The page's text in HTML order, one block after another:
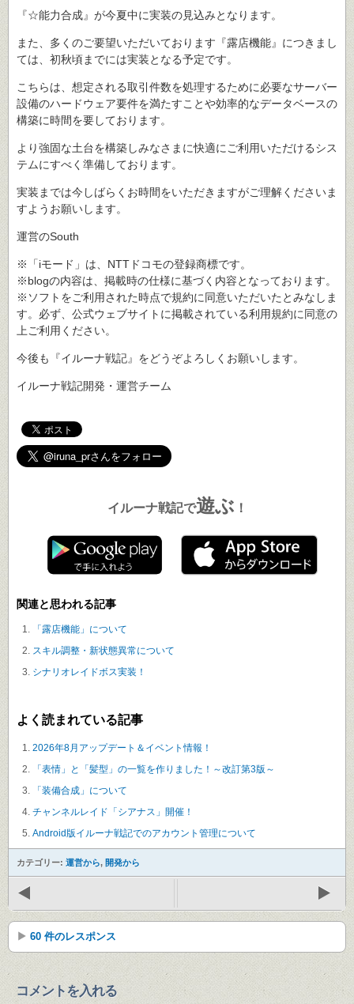
『☆能力合成』が今夏中に実装の見込みとなります。
また、多くのご要望いただいております『露店機能』につきまし
ては、初秋頃までには実装となる予定です。
こちらは、想定される取引件数を処理するために必要なサーバー
設備のハードウェア要件を満たすことや効率的なデータベースの
構築に時間を要しております。
より強固な土台を構築しみなさまに快適にご利用いただけるシス
テムにすべく準備しております。
実装までは今しばらくお時間をいただきますがご理解くださいま
すようお願いします。
運営のSouth
※「iモード」は、NTTドコモの登録商標です。
※blogの内容は、掲載時の仕様に基づく内容となっております。
※ソフトをご利用された時点で規約に同意いただいたとみなしま
す。必ず、公式ウェブサイトに掲載されている利用規約に同意の
上ご利用ください。
今後も『イルーナ戦記』をどうぞよろしくお願いします。
イルーナ戦記開発・運営チーム
イルーナ戦記で遊ぶ ！
関連と思われる記事
「露店機能」について
スキル調整・新状態異常について
シナリオレイドボス実装！
よく読まれている記事
2026年8月アップデート＆イベント情報！
「表情」と「髪型」の一覧を作りました！～改訂第3版～
「装備合成」について
チャンネルレイド「シアナス」開催！
Android版イルーナ戦記でのアカウント管理について
カテゴリー: 運営から, 開発から
60 件のレスポンス
コメントを入れる